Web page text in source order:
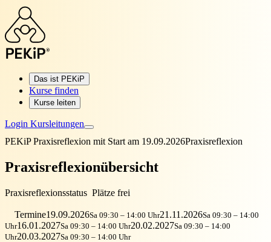
Das ist PEKiP
Kurse finden
Kurse leiten
Login Kursleitungen
PEKiP Praxisreflexion mit Start am 19.09.2026Praxisreflexion
Praxisreflexionübersicht
Praxisreflexionsstatus Plätze frei
Termine19.09.2026Sa 09:30 – 14:00 Uhr21.11.2026Sa 09:30 – 14:00
Uhr16.01.2027Sa 09:30 – 14:00 Uhr20.02.2027Sa 09:30 – 14:00
Uhr20.03.2027Sa 09:30 – 14:00 Uhr